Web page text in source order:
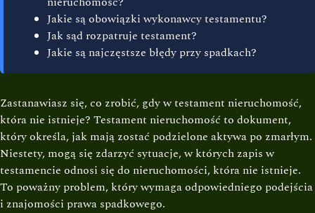
Jakie są obowiązki wykonawcy testamentu?
Jak sąd rozpatruje testament?
Jakie są najczęstsze błędy przy spadkach?
Zastanawiasz się, co zrobić, gdy w testament nieruchomość,
która nie istnieje? Testament nieruchomość to dokument,
który określa, jak mają zostać podzielone aktywa po zmarłym.
Niestety, mogą się zdarzyć sytuacje, w których zapis w
testamencie odnosi się do nieruchomości, która nie istnieje.
To poważny problem, który wymaga odpowiedniego podejścia
i znajomości prawa spadkowego.